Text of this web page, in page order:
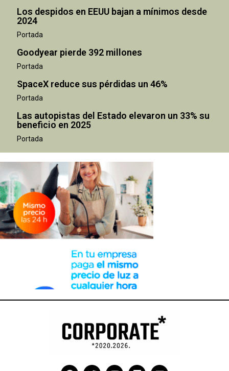
Los despidos en EEUU bajan a mínimos desde
2024
Portada
Goodyear pierde 392 millones
Portada
SpaceX reduce sus pérdidas un 46%
Portada
Las autopistas del Estado elevaron un 33% su
beneficio en 2025
Portada